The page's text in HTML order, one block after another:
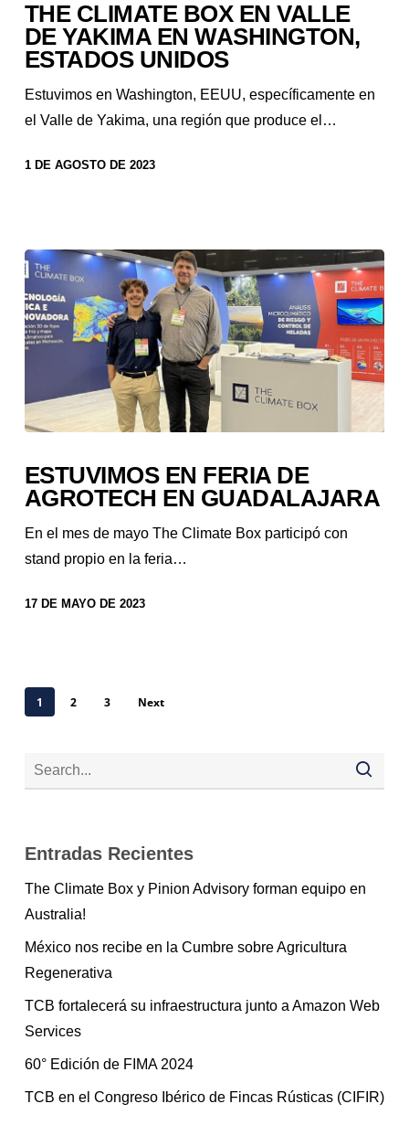
THE CLIMATE BOX EN VALLE
DE YAKIMA EN WASHINGTON,
ESTADOS UNIDOS
Estuvimos en Washington, EEUU, específicamente en
el Valle de Yakima, una región que produce el…
1 DE AGOSTO DE 2023
ESTUVIMOS EN FERIA DE
AGROTECH EN GUADALAJARA
En el mes de mayo The Climate Box participó con
stand propio en la feria…
17 DE MAYO DE 2023
1 2 3 Next
Entradas Recientes
The Climate Box y Pinion Advisory forman equipo en
Australia!
México nos recibe en la Cumbre sobre Agricultura
Regenerativa
TCB fortalecerá su infraestructura junto a Amazon Web
Services
60° Edición de FIMA 2024
TCB en el Congreso Ibérico de Fincas Rústicas (CIFIR)